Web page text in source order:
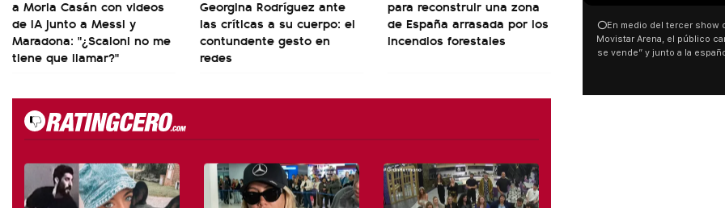
a Moria Casán con videos
de IA junto a Messi y
Maradona: "¿Scaloni no me
tiene que llamar?"
Georgina Rodríguez ante
las críticas a su cuerpo: el
contundente gesto en
redes
para reconstruir una zona
de España arrasada por los
incendios forestales
⭕En medio del tercer show de
Movistar Arena, el público
se vende” y junto a la